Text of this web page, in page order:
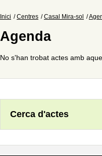
Inici Centres Casal Mira-sol
Agenda
No s'han trobat actes amb
Cerca d'actes